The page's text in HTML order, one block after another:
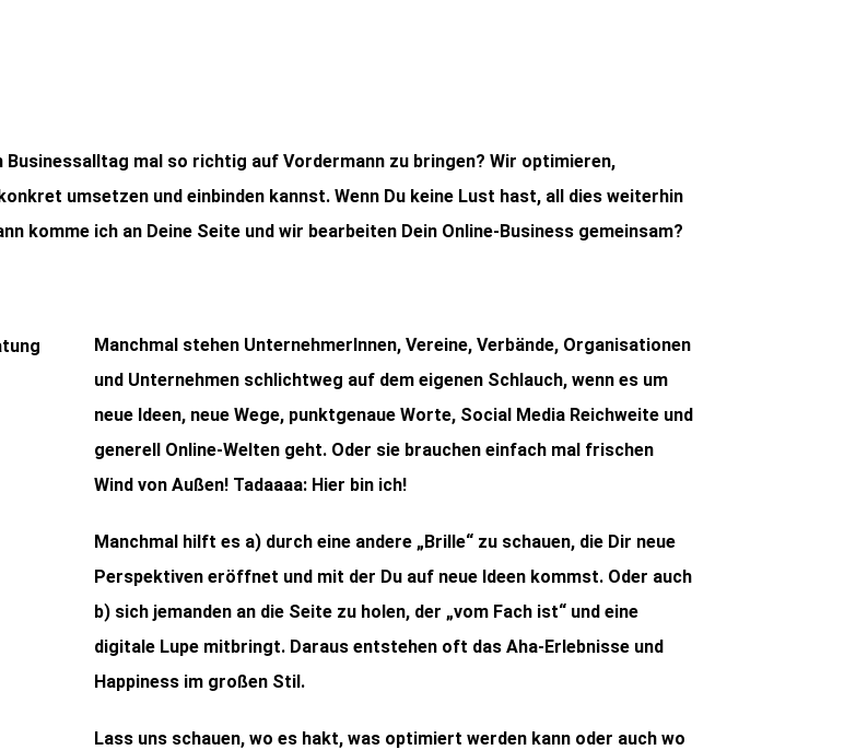
Businessalltag mal so richtig auf Vordermann zu bringen? Wir optimieren,
umsetzen und einbinden kannst. Wenn Du keine Lust hast, all dies weiterhin
komme ich an Deine Seite und wir bearbeiten Dein Online-Business gemeinsam?
Manchmal stehen UnternehmerInnen, Vereine, Verbände, Organisationen
und Unternehmen schlichtweg auf dem eigenen Schlauch, wenn es um
neue Ideen, neue Wege, punktgenaue Worte, Social Media Reichweite und
generell Online-Welten geht. Oder sie brauchen einfach mal frischen
Wind von Außen! Tadaaaa: Hier bin ich!
Manchmal hilft es a) durch eine andere „Brille“ zu schauen, die Dir neue
Perspektiven eröffnet und mit der Du auf neue Ideen kommst. Oder auch
b) sich jemanden an die Seite zu holen, der „vom Fach ist“ und eine
digitale Lupe mitbringt. Daraus entstehen oft das Aha-Erlebnisse und
Happiness im großen Stil.
Lass uns schauen, wo es hakt, was optimiert werden kann oder auch wo